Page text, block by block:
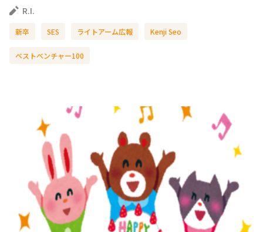
R.I.
新卒 SES ライトアーム広報 Kenji Seo
ベストベンチャー100